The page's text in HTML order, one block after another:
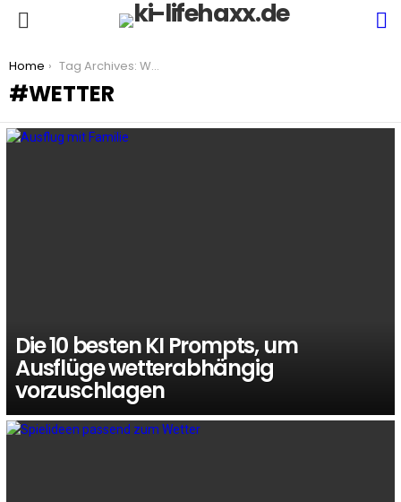
You are here:
Home Tag Archives: Wetter
WETTER
Die 10 besten KI Prompts, um
Ausflüge wetterabhängig
vorzuschlagen